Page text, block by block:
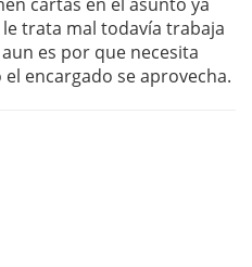
cartas en el asunto ya
trata mal todavía trabaja
es por que necesita
encargado se aprovecha.